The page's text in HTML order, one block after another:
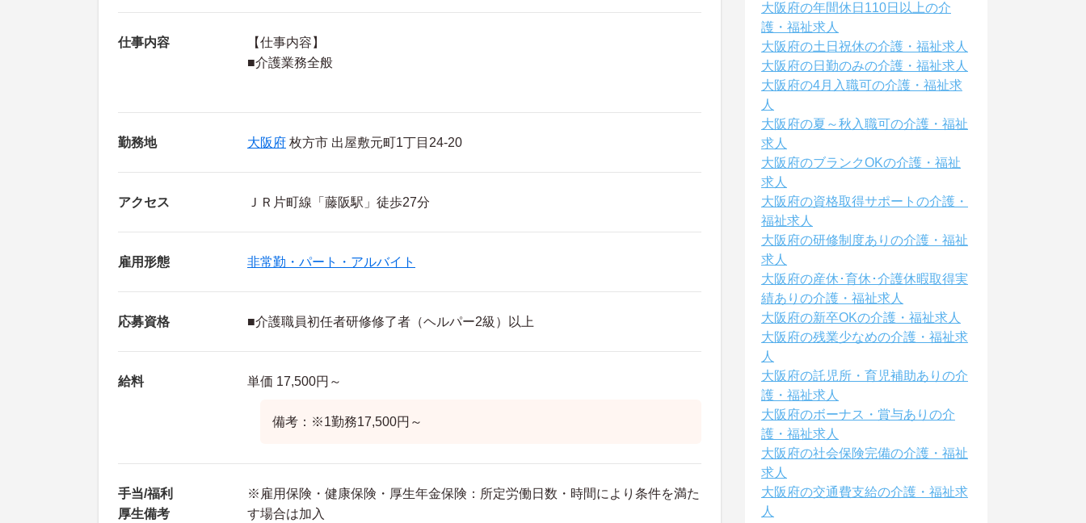
仕事内容
【仕事内容】
■介護業務全般
勤務地 大阪府 枚方市 出屋敷元町1丁目24-20
アクセス ＪＲ片町線「藤阪駅」徒歩27分
雇用形態 非常勤・パート・アルバイト
応募資格 ■介護職員初任者研修修了者（ヘルパー2級）以上
給料 単価 17,500円～
備考：※1勤務17,500円～
手当/福利
厚生備考
※雇用保険・健康保険・厚生年金保険：所定労働日数・時間により条件を満た
す場合は加入
大阪府の年間休日110日以上の介
護・福祉求人
大阪府の土日祝休の介護・福祉求人
大阪府の日勤のみの介護・福祉求人
大阪府の4月入職可の介護・福祉求
人
大阪府の夏～秋入職可の介護・福祉
求人
大阪府のブランクOKの介護・福祉
求人
大阪府の資格取得サポートの介護・
福祉求人
大阪府の研修制度ありの介護・福祉
求人
大阪府の産休･育休･介護休暇取得実
績ありの介護・福祉求人
大阪府の新卒OKの介護・福祉求人
大阪府の残業少なめの介護・福祉求
人
大阪府の託児所・育児補助ありの介
護・福祉求人
大阪府のボーナス・賞与ありの介
護・福祉求人
大阪府の社会保険完備の介護・福祉
求人
大阪府の交通費支給の介護・福祉求
人